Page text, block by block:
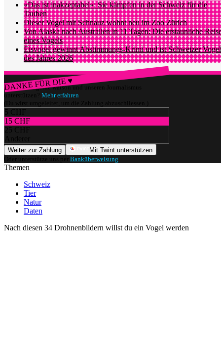
«Das ist inakzeptabel»: Sie kämpfen in der Schweiz für die
Tauben
Dieser Vogel mit Schnauz wohnt neu im Zoo Zürich
Von Alaska nach Australien in 11 Tagen: Die erstaunliche
eines Vogels
Eisvogel gewinnt Abstimmungs-Krimi und ist Schweizer Vogel
des Jahres 2026
DANKE FÜR DIE ♥
Würdest du gerne watson und unseren Journalismus
unterstützen? Mehr erfahren
(Du wirst umgeleitet, um die Zahlung abzuschliessen.)
5 CHF
15 CHF
25 CHF
Anderer
Weiter zur Zahlung
Mit Twint unterstützen
Oder unterstütze uns per Banküberweisung
Themen
Schweiz
Tier
Natur
Daten
Nach diesen 34 Drohnenbildern willst du ein Vogel werden